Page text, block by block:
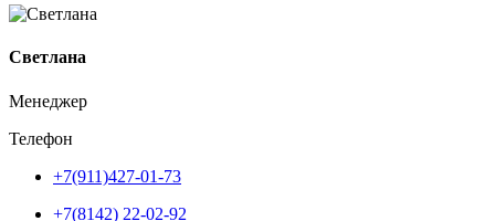
Светлана
Менеджер
Телефон
+7(911)427-01-73
+7(8142) 22-02-92